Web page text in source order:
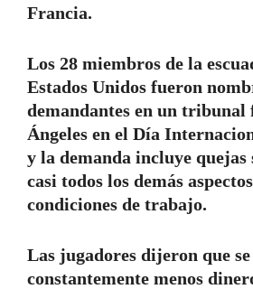
Francia.
Los 28 miembros de la
Estados Unidos fueron
demandantes en un tribunal
Ángeles en el Día
y la demanda incluye quejas
casi todos los demás
condiciones de trabajo.
Las jugadores dijeron que
constantemente menos